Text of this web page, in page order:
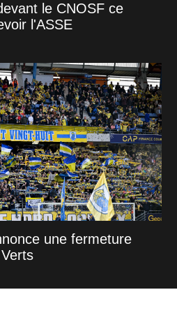
le CNOSF ce
l'ASSE
une fermeture